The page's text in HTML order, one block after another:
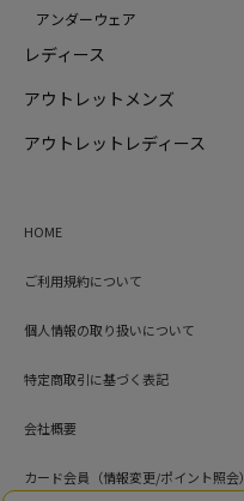
アンダーウェア
レディース
アウトレットメンズ
アウトレットレディース
HOME
ご利用規約について
個人情報の取り扱いについて
特定商取引に基づく表記
会社概要
カード会員（情報変更/ポイント照会）